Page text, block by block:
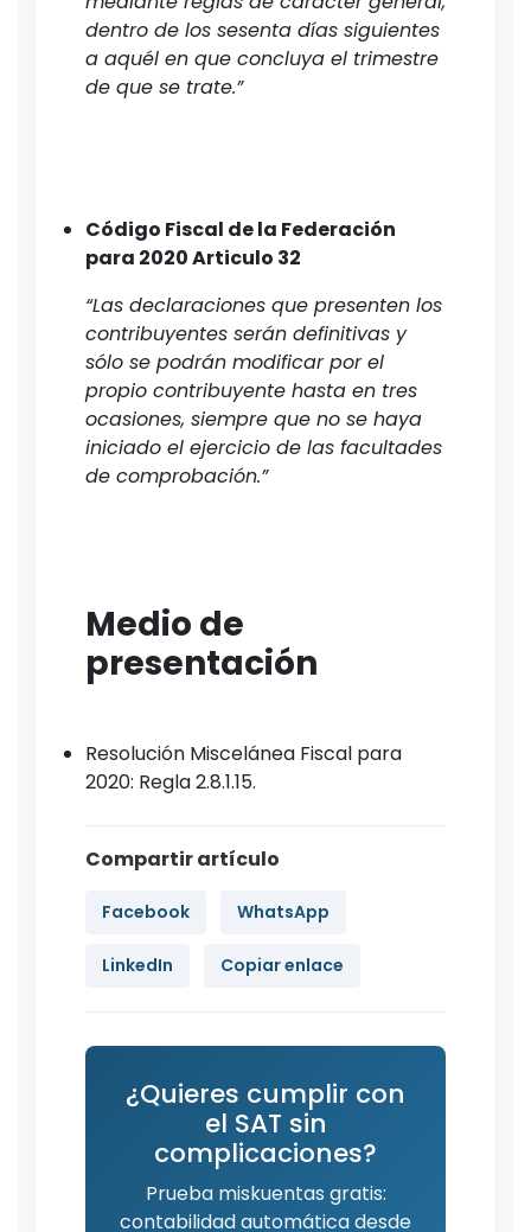
dentro de los sesenta días siguientes
a aquél en que concluya el trimestre
de que se trate.”
Código Fiscal de la Federación
para 2020 Articulo 32
“Las declaraciones que presenten los
contribuyentes serán definitivas y
sólo se podrán modificar por el
propio contribuyente hasta en tres
ocasiones, siempre que no se haya
iniciado el ejercicio de las facultades
de comprobación.”
Medio de
presentación
Resolución Miscelánea Fiscal para
2020: Regla 2.8.1.15.
Compartir artículo
Facebook WhatsApp
LinkedIn Copiar enlace
¿Quieres cumplir con
el SAT sin
complicaciones?
Prueba miskuentas gratis:
contabilidad automática desde